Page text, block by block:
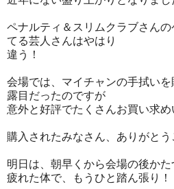
ペナルティ＆スリムクラブさん
てる芸人さんはやはり
違う！
会場では、マイチャンの手拭い
露目だったのですが
意外と好評でたくさんお買い求め
購入されたみなさん、ありがとう
明日は、朝早くから会場の後かた
疲れた体で、もうひと踏ん張り！